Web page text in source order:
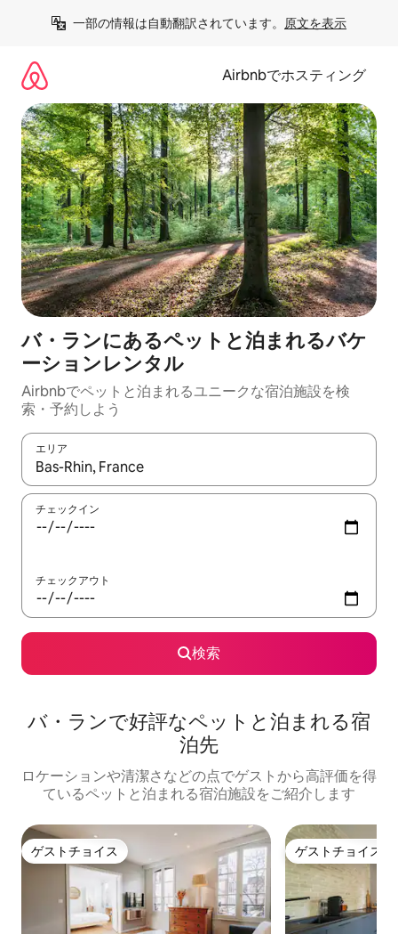
一部の情報は自動翻訳されています。 原文を表示
Airbnbでホスティング
バ・ランにあるペットと泊まれるバケ
ーションレンタル
Airbnbでペットと泊まれるユニークな宿泊施設を検
索・予約しよう
エリア
検索結果が表示されたら、上下の矢印キーを使って移動するか
チェックイン
チェックアウト
検索
バ・ランで好評なペットと泊まれる宿
泊先
ロケーションや清潔さなどの点でゲストから高評価を得
ているペットと泊まれる宿泊施設をご紹介します
ゲストチョイス
ゲストチョイス ゲストチョイス
ゲストチョイス